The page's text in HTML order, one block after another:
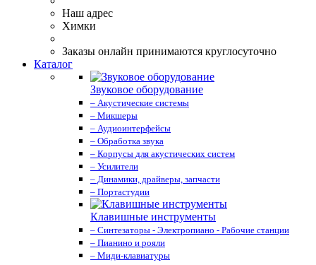
Наш адрес
Химки
Заказы онлайн принимаются круглосуточно
Каталог
Звуковое оборудование
– Акустические системы
– Микшеры
– Аудиоинтерфейсы
– Обработка звука
– Корпусы для акустических систем
– Усилители
– Динамики, драйверы, запчасти
– Портастудии
Клавишные инструменты
– Синтезаторы - Электропиано - Рабочие станции
– Пианино и рояли
– Миди-клавиатуры